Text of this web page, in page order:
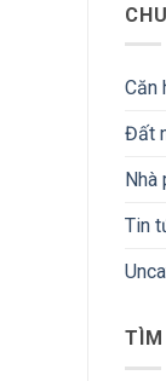
Căn
Đất
Tin
TÌM